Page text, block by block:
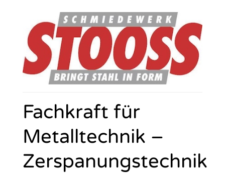
Fachkraft für
Metalltechnik –
Zerspanungstechnik